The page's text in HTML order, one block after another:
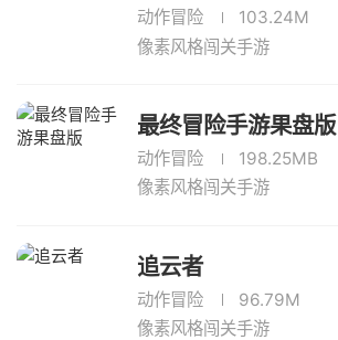
动作冒险
103.24M
像素风格闯关手游
最终冒险手游果盘版
动作冒险
198.25MB
像素风格闯关手游
追云者
动作冒险
96.79M
像素风格闯关手游